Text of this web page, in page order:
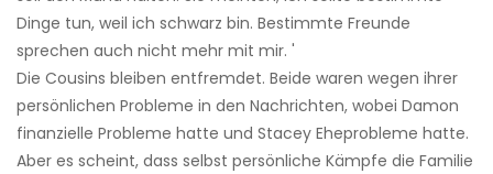
Dinge tun, weil ich schwarz bin. Bestimmte Freunde
sprechen auch nicht mehr mit mir. '
Die Cousins ​​bleiben entfremdet. Beide waren wegen ihrer
persönlichen Probleme in den Nachrichten, wobei Damon
finanzielle Probleme hatte und Stacey Eheprobleme hatte.
Aber es scheint, dass selbst persönliche Kämpfe die Familie